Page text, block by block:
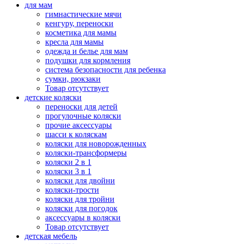
для мам
гимнастические мячи
кенгуру, переноски
косметика для мамы
кресла для мамы
одежда и белье для мам
подушки для кормления
система безопасности для ребенка
сумки, рюкзаки
Товар отсутствует
детские коляски
переноски для детей
прогулочные коляски
прочие аксессуары
шасси к коляскам
коляски для новорожденных
коляски-трансформеры
коляски 2 в 1
коляски 3 в 1
коляски для двойни
коляски-трости
коляски для тройни
коляски для погодок
аксессуары в коляски
Товар отсутствует
детская мебель